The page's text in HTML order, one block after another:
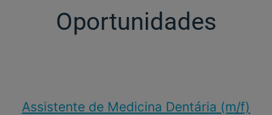
Oportunidades
Assistente de Medicina Dentária (m/f)​